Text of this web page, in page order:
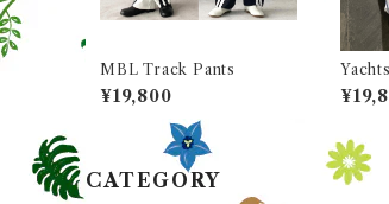
MBL Track Pants
¥19,800
ーバ
(サッ
CATEGORY